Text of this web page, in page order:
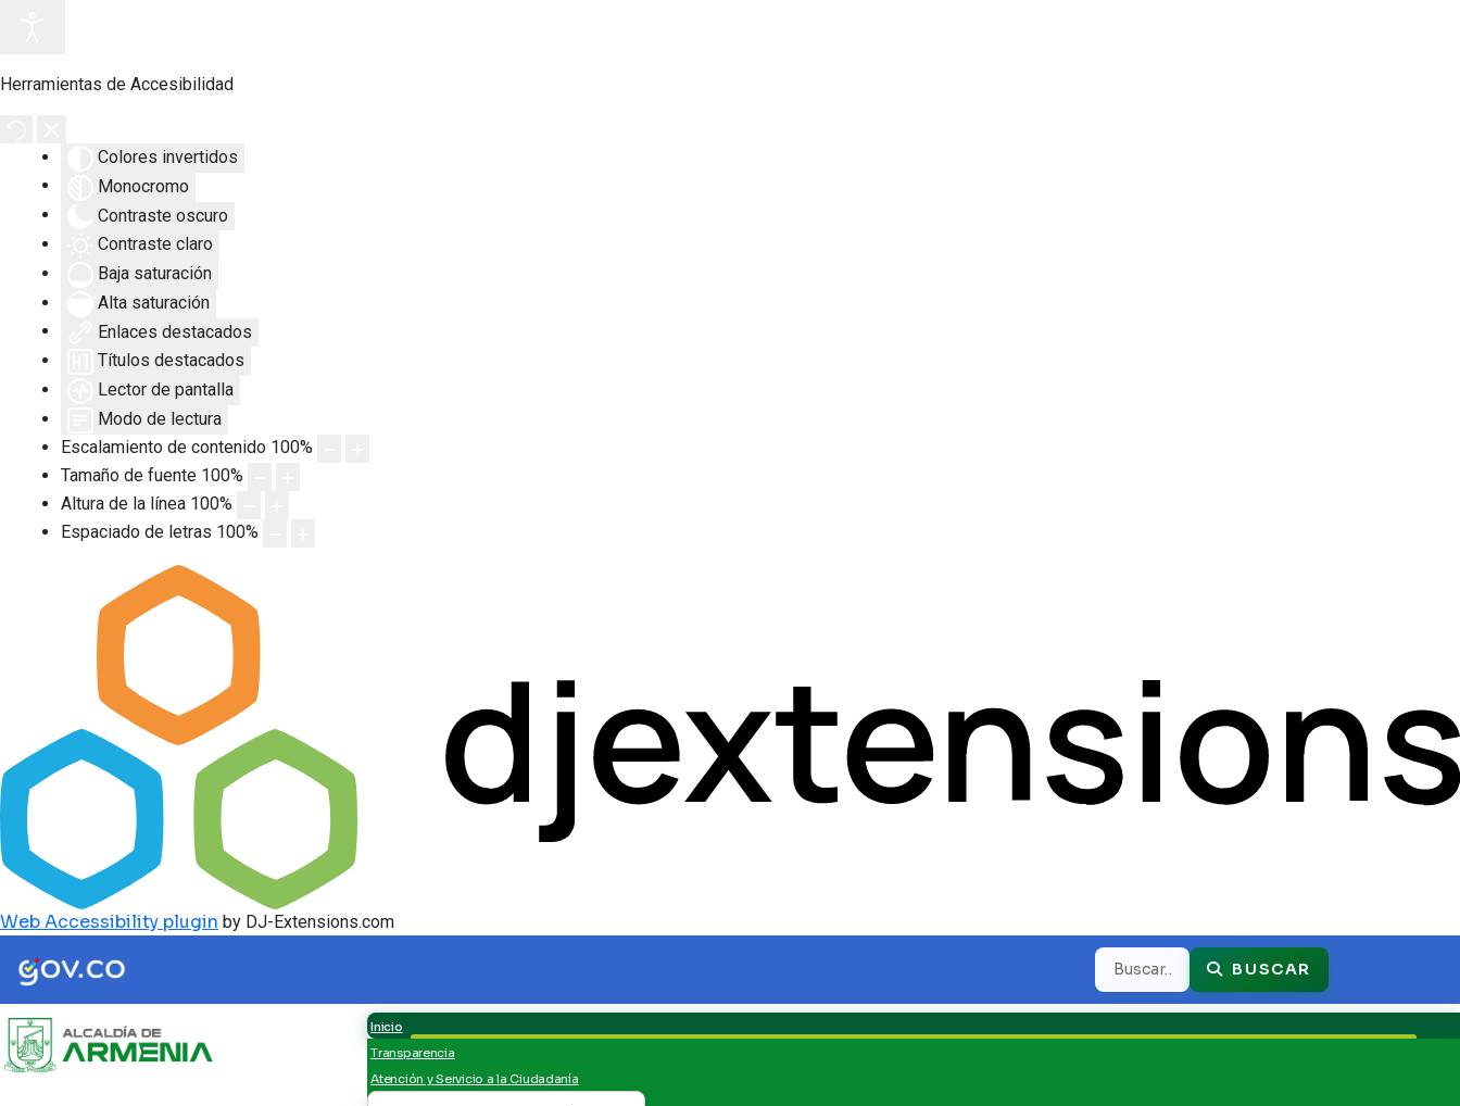
Herramientas de Accesibilidad
Colores invertidos
Monocromo
Contraste oscuro
Contraste claro
Baja saturación
Alta saturación
Enlaces destacados
Títulos destacados
Lector de pantalla
Modo de lectura
Escalamiento de contenido 100%
Tamaño de fuente 100%
Altura de la línea 100%
Espaciado de letras 100%
Web Accessibility plugin by DJ-Extensions.com
Buscar BUSCAR
Inicio
Transparencia
Atención y Servicio a la Ciudadanía